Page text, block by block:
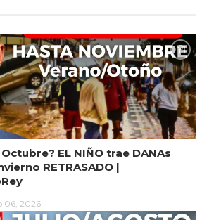
Octubre? EL NIÑO trae DANAs
RETRASADO |
06, 2026